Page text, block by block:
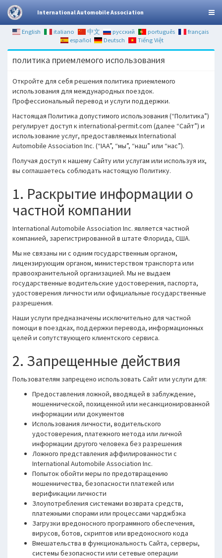
International Automobile Association
English italiano 中文 русский português
français
español
Deutsch Tiếng Việt
политика приемлемого использования
Откройте для себя решения политика приемлемого
использования для международных поездок.
Профессиональный перевод и услуги поддержки.
Настоящая Политика допустимого использования (“Политика”)
регулирует доступ к international-permit.com (далее “Сайт”) и
использование услуг, предоставляемых International
Automobile Association Inc. (“IAA”, “мы”, “наш” или “нас”).
Получая доступ к нашему Сайту или услугам или используя их,
вы соглашаетесь соблюдать настоящую Политику.
1. Раскрытие информации о
частной компании
International Automobile Association Inc. является частной
компанией, зарегистрированной в штате Флорида, США.
Мы не связаны ни с одним государственным органом,
лицензирующим органом, министерством транспорта или
правоохранительной организацией. Мы не выдаем
государственные водительские удостоверения, паспорта,
удостоверения личности или официальные государственные
разрешения.
Наши услуги предназначены исключительно для частной
помощи в поездках, поддержки перевода, информационных
целей и сопутствующего клиентского сервиса.
2. Запрещенные действия
Пользователям запрещено использовать Сайт или услуги для:
Предоставления ложной, вводящей в заблуждение,
мошеннической, похищенной или несанкционированной
информации или документов
Использования личности, водительского
удостоверения, платежного метода или личной
информации другого человека без разрешения
Ложного представления аффилированности с
International Automobile Association Inc.
Попыток обойти меры по предотвращению
мошенничества, безопасности платежей или
верификации личности
Злоупотребления системами возврата средств,
платежными спорами или процессами чарджбэка
Загрузки вредоносного программного обеспечения,
вирусов, ботов, скриптов или вредоносного кода
Вмешательства в функциональность Сайта, серверы,
системы безопасности или сетевые операции